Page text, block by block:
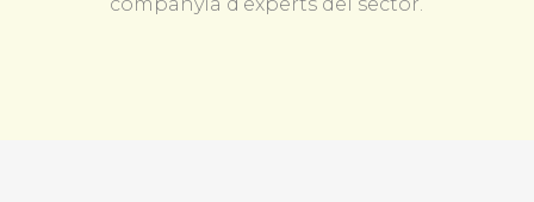
companyia d’experts del sector.